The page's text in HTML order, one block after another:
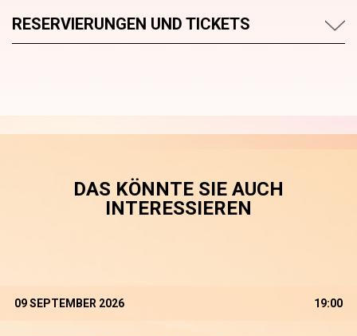
RESERVIERUNGEN UND TICKETS
DAS KÖNNTE SIE AUCH
INTERESSIEREN
09 SEPTEMBER 2026 19:00